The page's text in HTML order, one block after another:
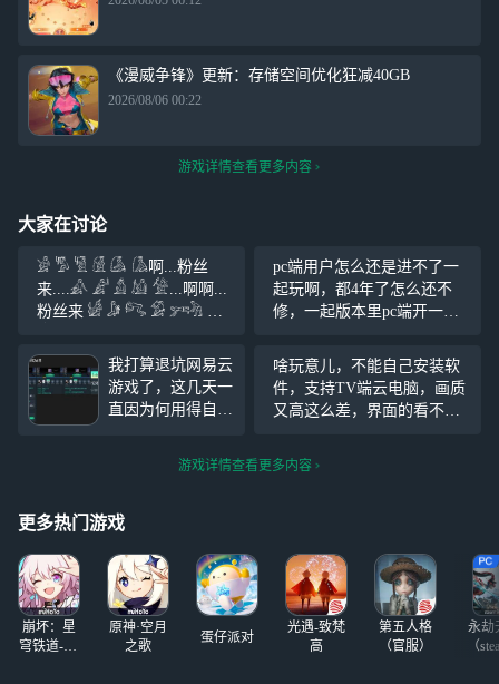
《漫威争锋》更新：存储空间优化狂减40GB
2026/08/06 00:22
游戏详情查看更多内容
大家在讨论
𓀂 𓀄 𓀅 𓀆 𓀇 𓀈啊...粉丝
来....𓀉 𓀊 𓀋 𓀌 𓀍...啊啊...
粉丝来 𓀎 𓀏 𓀐 𓀑 𓀒𓀓 𓀔
方来... 听我说 谢谢你 因为有
你 温暖了四季
pc端用户怎么还是进不了一
起玩啊，都4年了怎么还不
修，一起版本里pc端开一起
机一边用电脑
我打算退坑网易云
游戏了，这几天一
直因为何用得自己
会产生一些不好的
心理，我也同时被
5年后甚至以后，
长时间的，我曾经
玩的游戏都是从网
易云游戏的推荐里
入坑的，
啥玩意儿，不能自己安装软
件，支持TV端云电脑，画质
又高这么差，界面的看不见
不到
游戏详情查看更多内容
更多热门游戏
崩坏：星
穹铁道-4.4
原神·空月
之歌
蛋仔派对
光遇-致梵
高
第五人格
（官服）
永劫
（